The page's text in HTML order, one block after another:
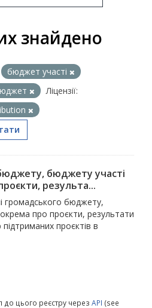
знайдено
бюджет участі
Ліцензії:
бюджету участі
результа...
громадського бюджету,
про проєкти, результати
проєктів в
цього реєстру через API (see